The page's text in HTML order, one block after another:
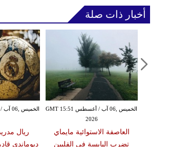
أخبار ذات صلة
ريال
ديوماندي
الخميس ,06 آب / أغسطس GMT 15:51
2026
العاصفة الاستوائية مايماي
تضرب اليابسة في الفلبين